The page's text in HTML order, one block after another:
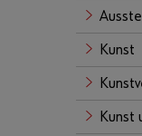
Kunst
Kunst